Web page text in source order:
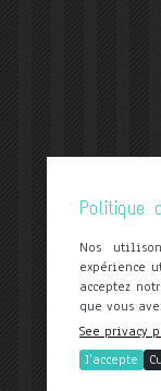
Politique
Nos
expérience
acceptez
que vous
See privacy
J'accepte